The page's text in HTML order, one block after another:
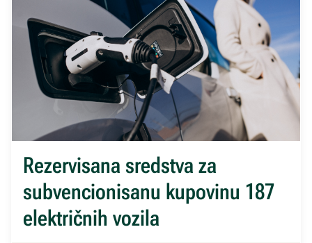
Rezervisana sredstva za
subvencionisanu kupovinu 187
električnih vozila